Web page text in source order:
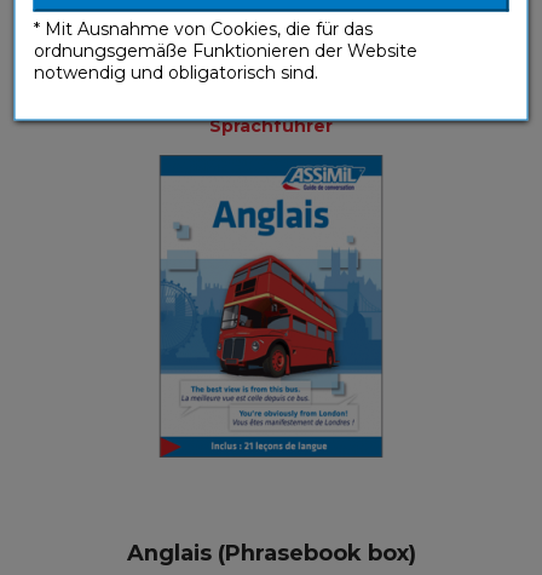
Anglais (ebook)
Sprachführer
Anglais (Phrasebook box)
* Mit Ausnahme von Cookies, die für das
ordnungsgemäße Funktionieren der Website
notwendig und obligatorisch sind.